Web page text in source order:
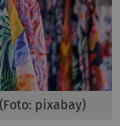
pixabay)